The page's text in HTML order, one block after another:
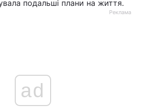
подальші плани на життя.
Реклама
ad